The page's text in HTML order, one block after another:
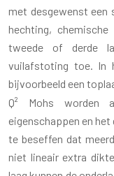
met desgewenst een
hechting,
tweede of derde
vuilafstoting toe. In
bijvoorbeeld een
Q² Mohs worden
eigenschappen en
te beseffen dat
niet lineair extra